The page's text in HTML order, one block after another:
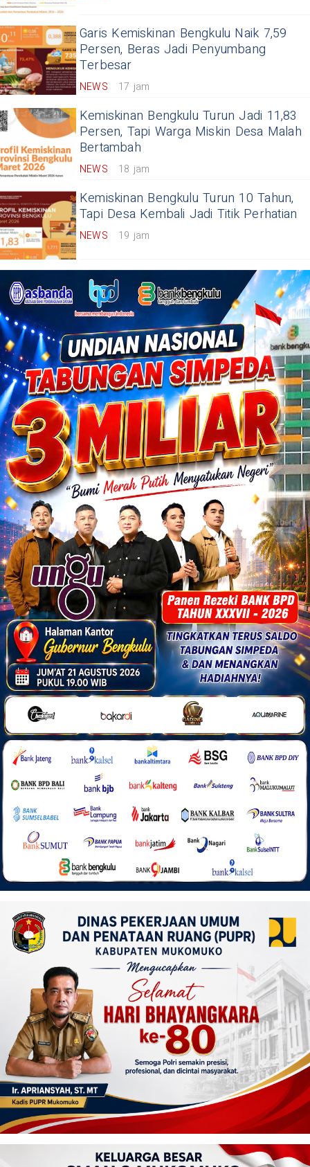
Garis Kemiskinan Bengkulu Naik 7,59
Persen, Beras Jadi Penyumbang
Terbesar
NEWS 17 jam
Kemiskinan Bengkulu Turun Jadi 11,83
Persen, Tapi Warga Miskin Desa Malah
Bertambah
NEWS 18 jam
Kemiskinan Bengkulu Turun 10 Tahun,
Tapi Desa Kembali Jadi Titik Perhatian
NEWS 19 jam